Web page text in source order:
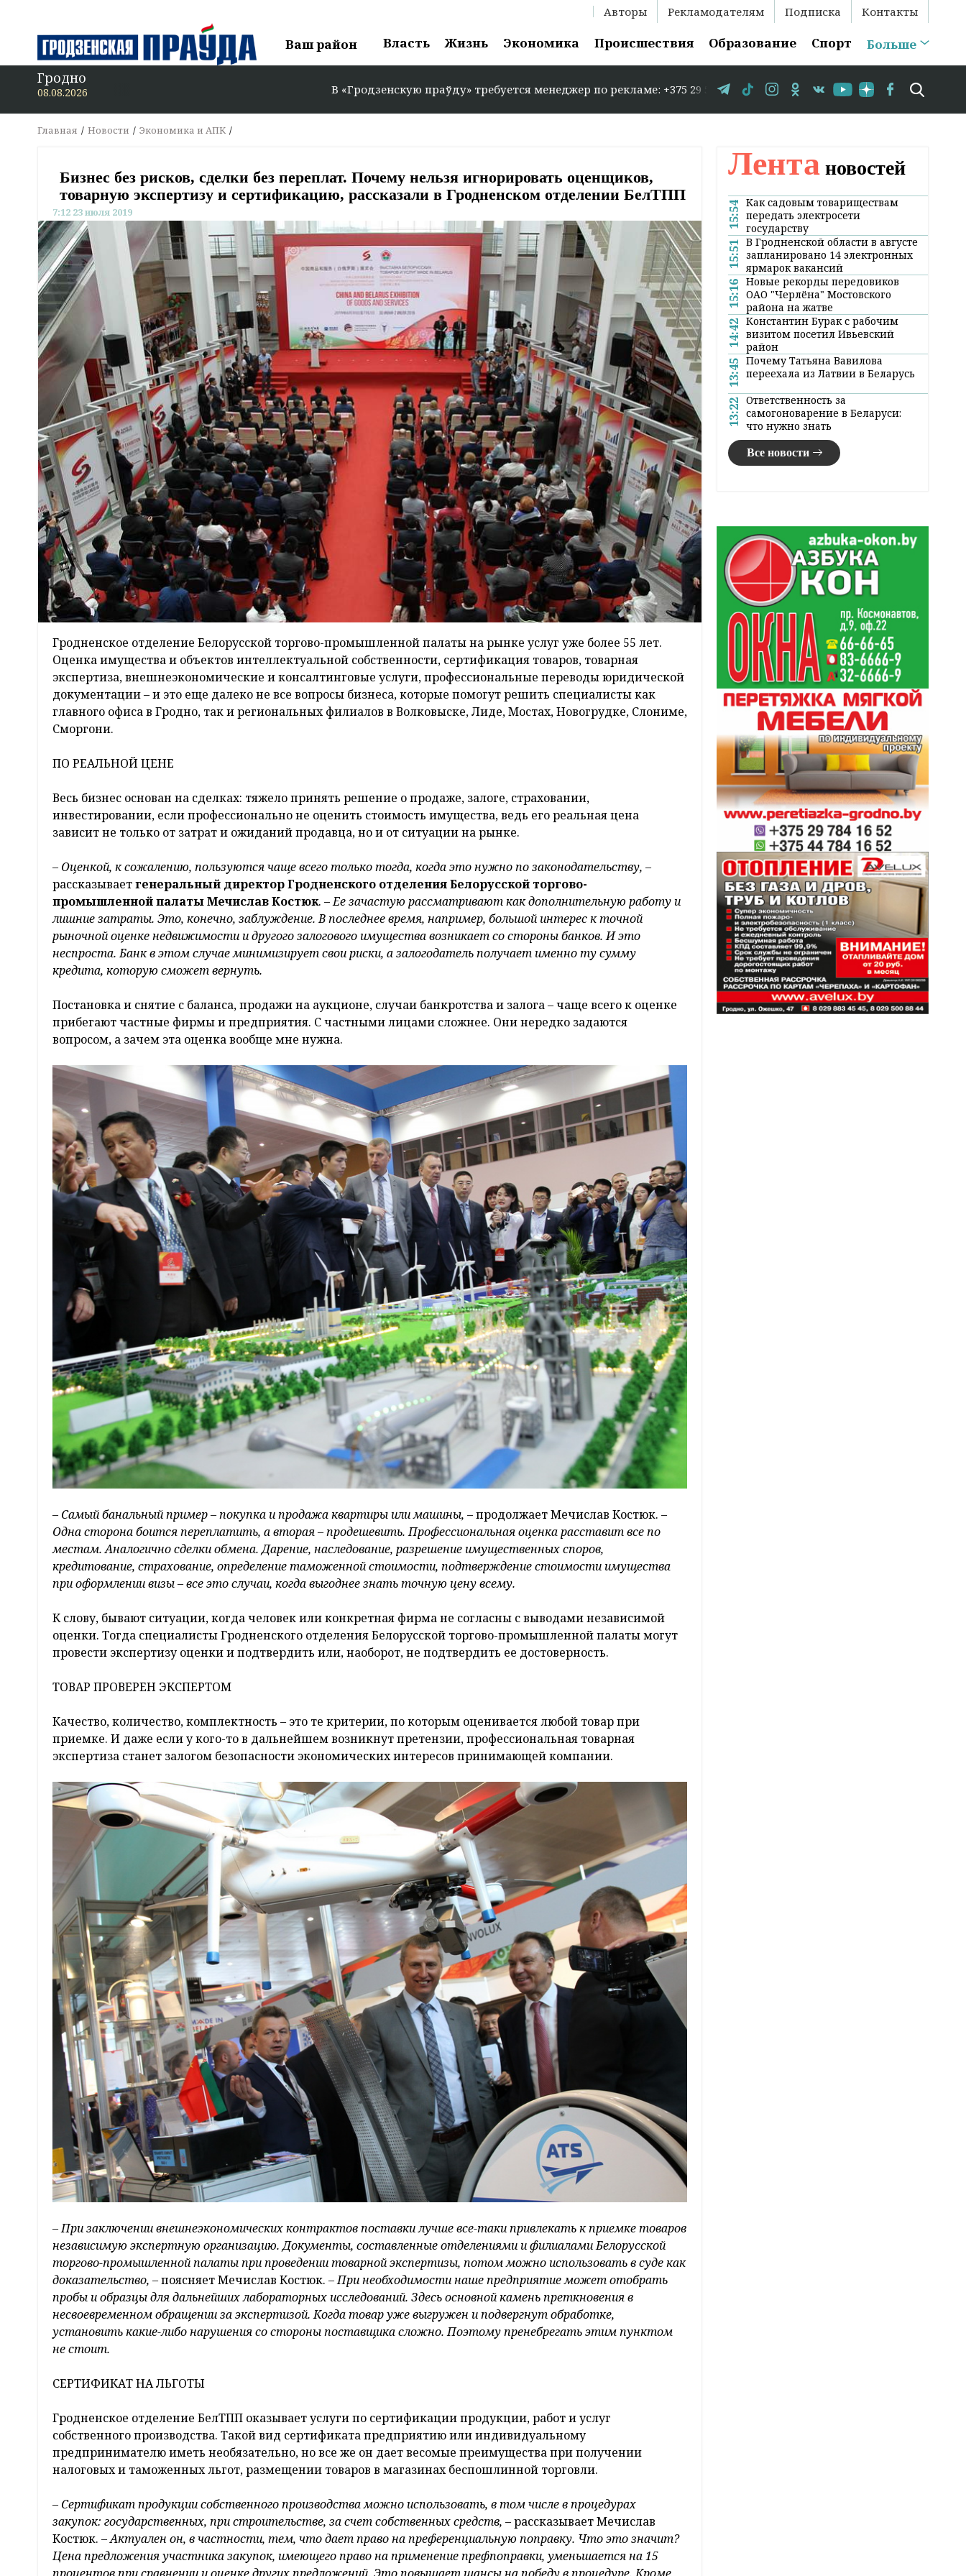
Авторы Рекламодателям Подписка Контакты
Ваш район Власть Жизнь Экономика Происшествия Образование Спорт Больше
Гродно
08.08.2026 В «Гродзенскую праўду» требуется менеджер по рекламе: +375 29 583-35-86 // В Гродно временно закрывается движение по
Главная Новости Экономика и АПК
Бизнес без рисков, сделки без переплат. Почему нельзя игнорировать оценщиков,
товарную экспертизу и сертификацию, рассказали в Гродненском отделении БелТПП
7:12 23 июля 2019
Гродненское отделение Белорусской торгово-промышленной палаты на рынке услуг уже более 55 лет.
Оценка имущества и объектов интеллектуальной собственности, сертификация товаров, товарная
экспертиза, внешнеэкономические и консалтинговые услуги, профессиональные переводы юридической
документации – и это еще далеко не все вопросы бизнеса, которые помогут решить специалисты как
главного офиса в Гродно, так и региональных филиалов в Волковыске, Лиде, Мостах, Новогрудке, Слониме,
Сморгони.
ПО РЕАЛЬНОЙ ЦЕНЕ
Весь бизнес основан на сделках: тяжело принять решение о продаже, залоге, страховании,
инвестировании, если профессионально не оценить стоимость имущества, ведь его реальная цена
зависит не только от затрат и ожиданий продавца, но и от ситуации на рынке.
– Оценкой, к сожалению, пользуются чаще всего только тогда, когда это нужно по законодательству, –
рассказываетгенеральный директор Гродненского отделения Белорусской торгово-
промышленной палаты Мечислав Костюк. –Ее зачастую рассматривают как дополнительную работу и
лишние затраты. Это, конечно, заблуждение. В последнее время, например, большой интерес к точной
рыночной оценке недвижимости и другого залогового имущества возникает со стороны банков. И это
неспроста. Банк в этом случае минимизирует свои риски, а залогодатель получает именно ту сумму
кредита, которую сможет вернуть.
Постановка и снятие с баланса, продажи на аукционе, случаи банкротства и залога – чаще всего к оценке
прибегают частные фирмы и предприятия. С частными лицами сложнее. Они нередко задаются
вопросом, а зачем эта оценка вообще мне нужна.
– Самый банальный пример – покупка и продажа квартиры или машины, –продолжает Мечислав Костюк. –
Одна сторона боится переплатить, а вторая – продешевить. Профессиональная оценка расставит все по
местам. Аналогично сделки обмена. Дарение, наследование, разрешение имущественных споров,
кредитование, страхование, определение таможенной стоимости, подтверждение стоимости имущества
при оформлении визы – все это случаи, когда выгоднее знать точную цену всему.
К слову, бывают ситуации, когда человек или конкретная фирма не согласны с выводами независимой
оценки. Тогда специалисты Гродненского отделения Белорусской торгово-промышленной палаты могут
провести экспертизу оценки и подтвердить или, наоборот, не подтвердить ее достоверность.
ТОВАР ПРОВЕРЕН ЭКСПЕРТОМ
Качество, количество, комплектность – это те критерии, по которым оценивается любой товар при
приемке. И даже если у кого-то в дальнейшем возникнут претензии, профессиональная товарная
экспертиза станет залогом безопасности экономических интересов принимающей компании.
–При заключении внешнеэкономических контрактов поставки лучше все-таки привлекать к приемке товаров
независимую экспертную организацию. Документы, составленные отделениями и филиалами Белорусской
торгово-промышленной палаты при проведении товарной экспертизы, потом можно использовать в суде как
доказательство, –поясняет Мечислав Костюк. –При необходимости наше предприятие может отобрать
пробы и образцы для дальнейших лабораторных исследований. Здесь основной камень преткновения в
несвоевременном обращении за экспертизой. Когда товар уже выгружен и подвергнут обработке,
установить какие-либо нарушения со стороны поставщика сложно. Поэтому пренебрегать этим пунктом
не стоит.
СЕРТИФИКАТ НА ЛЬГОТЫ
Гродненское отделение БелТПП оказывает услуги по сертификации продукции, работ и услуг
собственного производства. Такой вид сертификата предприятию или индивидуальному
предпринимателю иметь необязательно, но все же он дает весомые преимущества при получении
налоговых и таможенных льгот, размещении товаров в магазинах беспошлинной торговли.
– Сертификат продукции собственного производства можно использовать, в том числе в процедурах
закупок: государственных, при строительстве, за счет собственных средств, –рассказывает Мечислав
Костюк. –Актуален он, в частности, тем, что дает право на преференциальную поправку. Что это значит?
Цена предложения участника закупок, имеющего право на применение префпоправки, уменьшается на 15
Лента новостей
15:54 Как садовым товариществам
передать электросети
государству
15:51 В Гродненской области в августе
запланировано 14 электронных
ярмарок вакансий
15:16 Новые рекорды передовиков
ОАО "Черлёна" Мостовского
района на жатве
14:42 Константин Бурак с рабочим
визитом посетил Ивьевский
район
13:45 Почему Татьяна Вавилова
переехала из Латвии в Беларусь
13:22 Ответственность за
самогоноварение в Беларуси:
что нужно знать
Все новости